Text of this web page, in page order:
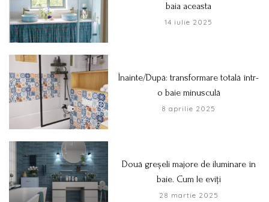
baia aceasta
14 iulie 2025
Înainte/După: transformare totală într-
o baie minusculă
8 aprilie 2025
Două greșeli majore de iluminare în
baie. Cum le eviți
28 martie 2025